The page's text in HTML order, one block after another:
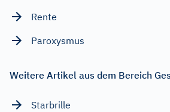
Rente
Paroxysmus
Weitere Artikel aus dem Bereich
Starbrille